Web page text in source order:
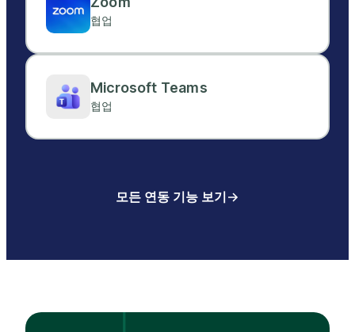
협업
Microsoft Teams
협업
모든 연동 기능 보기